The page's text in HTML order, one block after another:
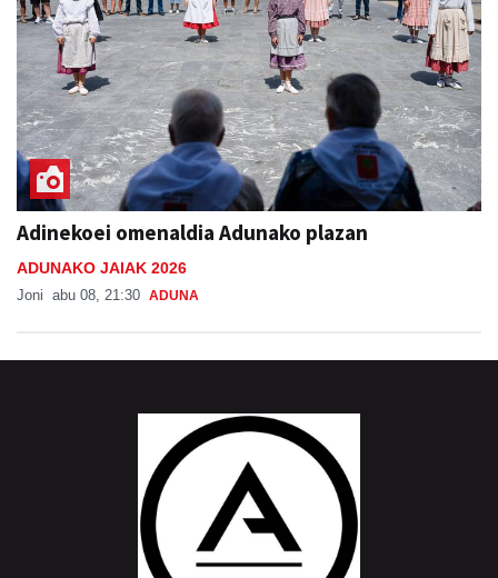
Adinekoei omenaldia Adunako plazan
ADUNAKO JAIAK 2026
Joni abu 08, 21:30 ADUNA